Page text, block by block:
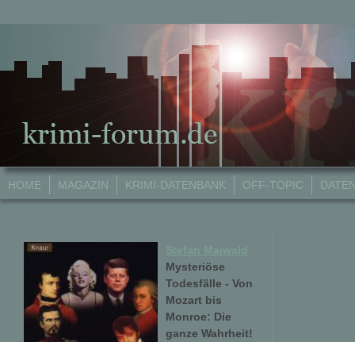
HOME MAGAZIN KRIMI-DATENBANK OFF-TOPIC
Mysteriöse
Todesfälle - Von
Mozart bis
Monroe: Die
ganze Wahrheit!